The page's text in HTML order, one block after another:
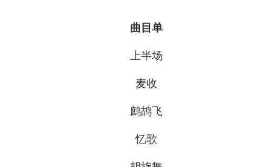
曲目单
上半场
麦收
鹧鸪飞
忆歌